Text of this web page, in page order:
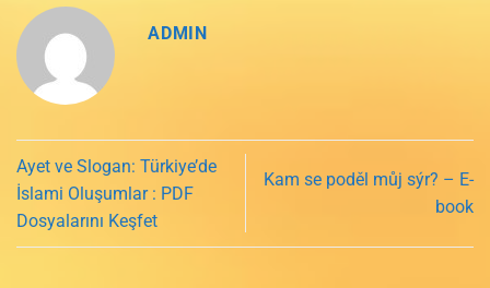
ADMIN
Ayet ve Slogan: Türkiye’de
İslami Oluşumlar : PDF
Dosyalarını Keşfet
Kam se poděl můj sýr? – E-
book